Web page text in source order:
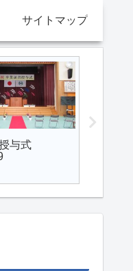
サイトマップ
PTA総会・学